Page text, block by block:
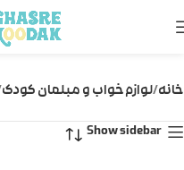
خانه لوازم خواب و مبلمان کودک
Show sidebar